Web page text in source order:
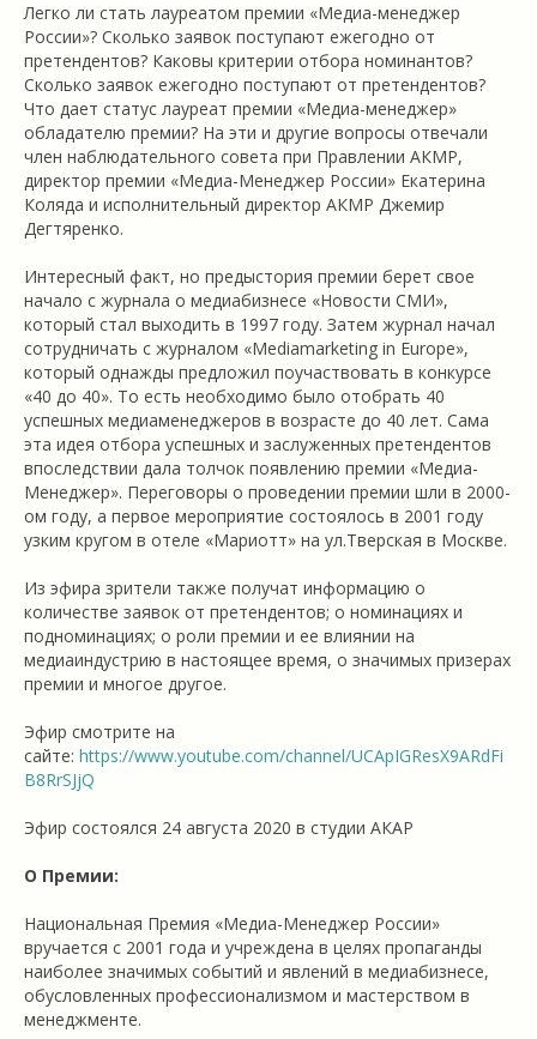
Легко ли стать лауреатом премии «Медиа-менеджер
России»? Сколько заявок поступают ежегодно от
претендентов? Каковы критерии отбора номинантов?
Сколько заявок ежегодно поступают от претендентов?
Что дает статус лауреат премии «Медиа-менеджер»
обладателю премии? На эти и другие вопросы отвечали
член наблюдательного совета при Правлении АКМР,
директор премии «Медиа-Менеджер России» Екатерина
Коляда и исполнительный директор АКМР Джемир
Дегтяренко.
Интересный факт, но предыстория премии берет свое
начало с журнала о медиабизнесе «Новости СМИ»,
который стал выходить в 1997 году. Затем журнал начал
сотрудничать с журналом «Mediamarketing in Europe»,
который однажды предложил поучаствовать в конкурсе
«40 до 40». То есть необходимо было отобрать 40
успешных медиаменеджеров в возрасте до 40 лет. Сама
эта идея отбора успешных и заслуженных претендентов
впоследствии дала толчок появлению премии «Медиа-
Менеджер». Переговоры о проведении премии шли в 2000-
ом году, а первое мероприятие состоялось в 2001 году
узким кругом в отеле «Мариотт» на ул.Тверская в Москве.
Из эфира зрители также получат информацию о
количестве заявок от претендентов; о номинациях и
подноминациях; о роли премии и ее влиянии на
медиаиндустрию в настоящее время, о значимых призерах
премии и многое другое.
Эфир смотрите на
сайте: https://www.youtube.com/channel/UCApIGResX9ARdFi
B8RrSJjQ
Эфир состоялся 24 августа 2020 в студии АКАР
О Премии:
Национальная Премия «Медиа-Менеджер России»
вручается с 2001 года и учреждена в целях пропаганды
наиболее значимых событий и явлений в медиабизнесе,
обусловленных профессионализмом и мастерством в
менеджменте.